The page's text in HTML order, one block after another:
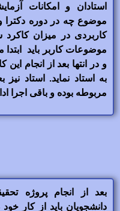
استادان و امکانات
موضوع چه در دوره دکترا
کاربردی در میزان کاکرد
موضوعات کاربر باید
و در انتها بعد از انجام
به استاد نماید. استاد نیز
مربوطه بوده و باقی اجرا
بعد از انجام پروژه
دانشجویان باید از کار